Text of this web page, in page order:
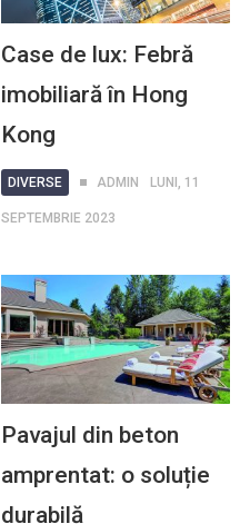
Case de lux: Febră
imobiliară în Hong
Kong
DIVERSE ADMIN LUNI, 11
SEPTEMBRIE 2023
Pavajul din beton
amprentat: o soluție
durabilă